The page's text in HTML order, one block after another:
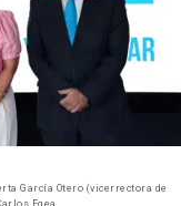
García Otero (vicerrectora de